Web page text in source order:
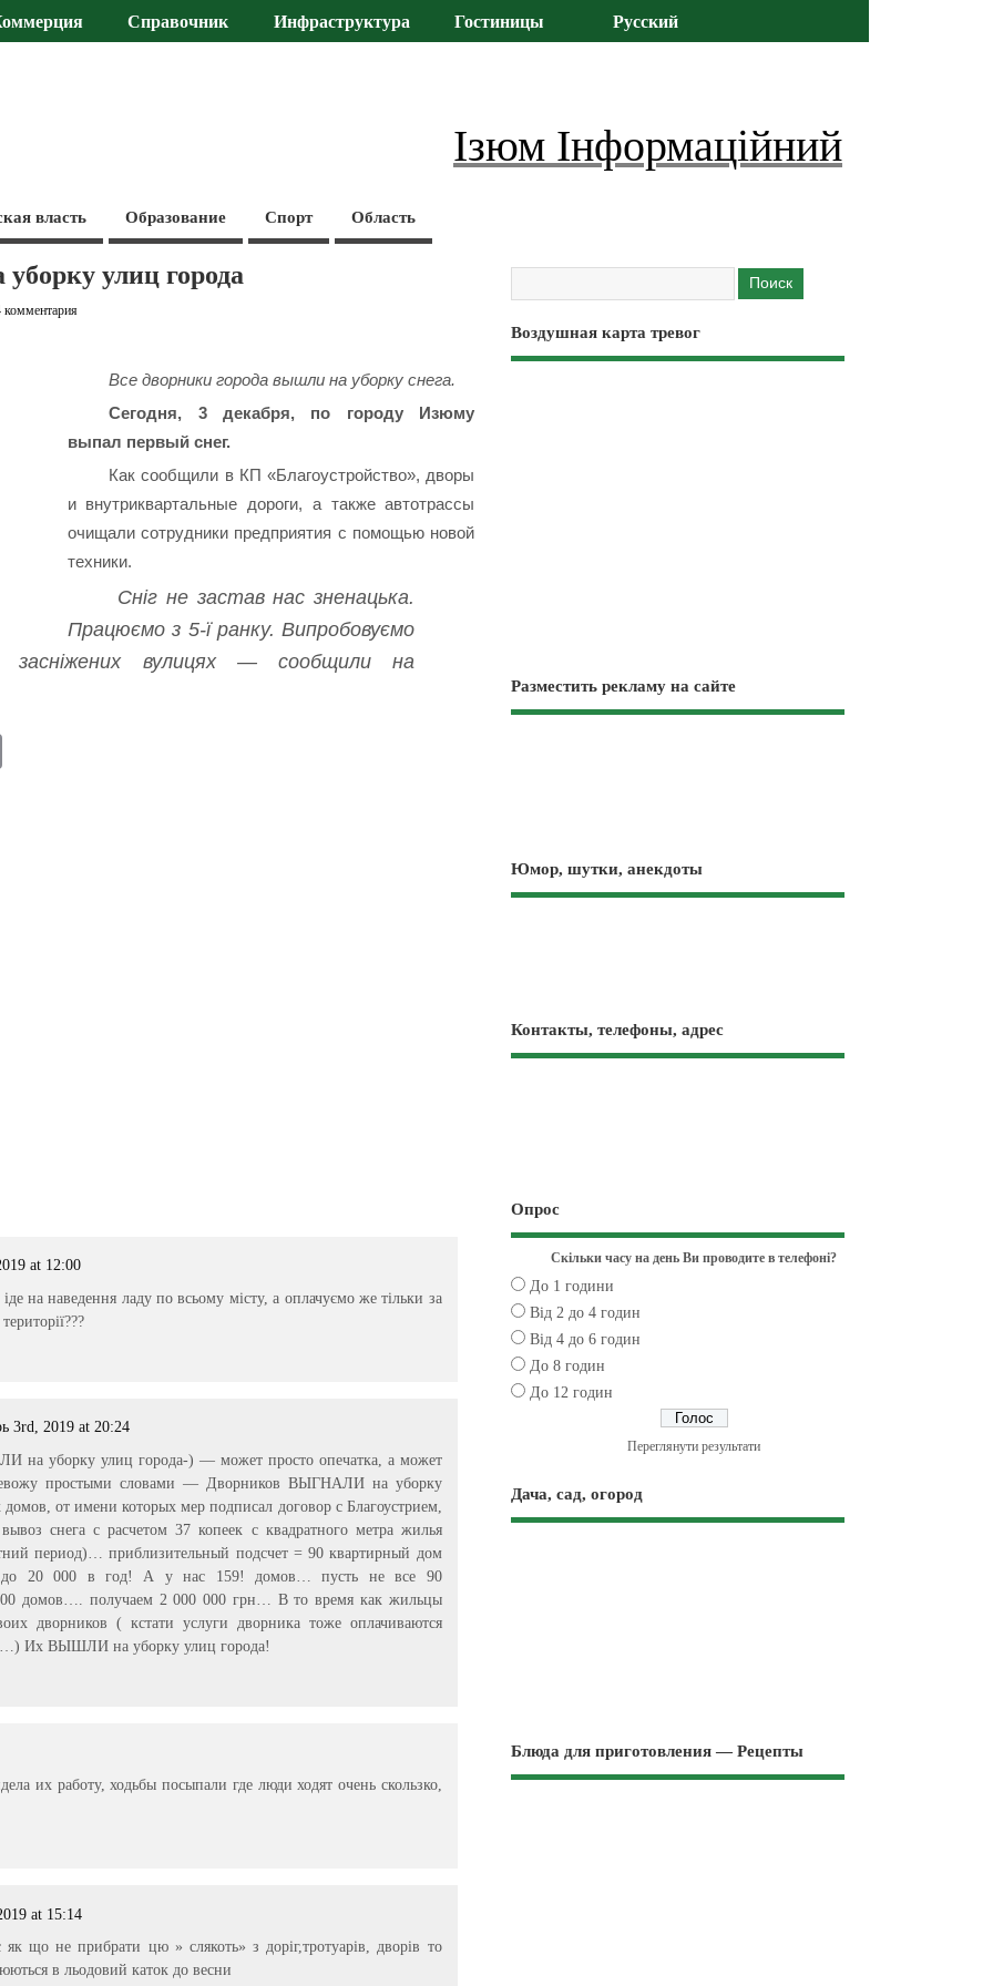
Справочник Инфраструктура Гостиницы Русский
Ізюм Інформаційний
власть Образование Спорт Область
улиц города
комментария
Все дворники города вышли на уборку снега.
Сегодня, 3 декабря, по городу Изюму
выпал первый снег.
Как сообщили в КП «Благоустройство», дворы
и внутриквартальные дороги, а также автотрассы
очищали сотрудники предприятия с помощью новой
техники.
Сніг не застав нас зненацька.
Працюємо з 5-ї ранку. Випробовуємо
вулицях — сообщили на
at 12:00
на наведення ладу по всьому місту, а оплачуємо же тільки за
3rd, 2019 at 20:24
уборку улиц города-) — может просто опечатка, а может
простыми словами — Дворников ВЫГНАЛИ на уборку
от имени которых мер подписал договор с Благоустрием,
снега с расчетом 37 копеек с квадратного метра жилья
период)… приблизительный подсчет = 90 квартирный дом
до 20 000 в год! А у нас 159! домов… пусть не все 90
домов…. получаем 2 000 000 грн… В то время как жильцы
дворников ( кстати услуги дворника тоже оплачиваются
Их ВЫШЛИ на уборку улиц города!
их работу, ходьбы посыпали где люди ходят очень скользко,
at 15:14
що не прибрати цю » слякоть» з доріг,тротуарів, дворів то
в льодовий каток до весни
Воздушная карта тревог
Разместить рекламу на сайте
Юмор, шутки, анекдоты
Контакты, телефоны, адрес
Опрос
Скільки часу на день Ви проводите в телефоні?
До 1 години
Від 2 до 4 годин
Від 4 до 6 годин
До 8 годин
До 12 годин
Переглянути результати
Дача, сад, огород
Блюда для приготовления — Рецепты